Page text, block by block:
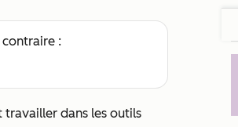
:
dans les outils